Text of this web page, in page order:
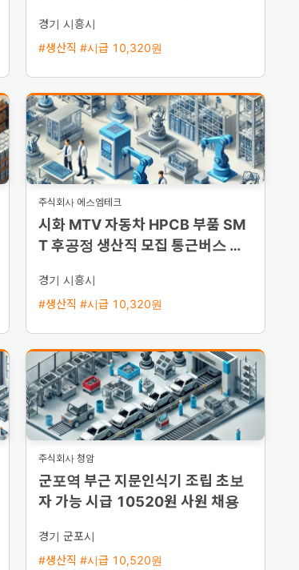
경기 시흥시
#생산직 #시급 10,320원
주식회사 에스엠테크
시화 MTV 자동차 HPCB 부품 SM
T 후공정 생산직 모집 통근버스 운
경기 시흥시
#생산직 #시급 10,320원
주식회사 청암
군포역 부근 지문인식기 조립 초보
자 가능 시급 10520원 사원 채용
경기 군포시
#생산직 #시급 10,520원